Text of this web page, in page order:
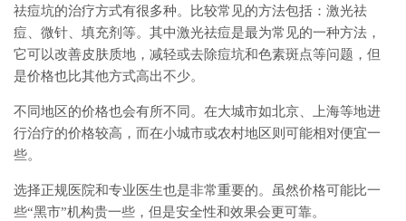
祛痘坑的治疗方式有很多种。比较常见的方法包括：激光祛
痘、微针、填充剂等。其中激光祛痘是最为常见的一种方法，
它可以改善皮肤质地，减轻或去除痘坑和色素斑点等问题，但
是价格也比其他方式高出不少。
不同地区的价格也会有所不同。在大城市如北京、上海等地进
行治疗的价格较高，而在小城市或农村地区则可能相对便宜一
些。
选择正规医院和专业医生也是非常重要的。虽然价格可能比一
些“黑市”机构贵一些，但是安全性和效果会更可靠。